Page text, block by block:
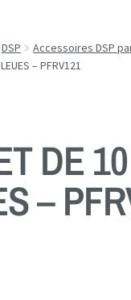
DSP Accessoires DSP
– PFRV121
DE
–